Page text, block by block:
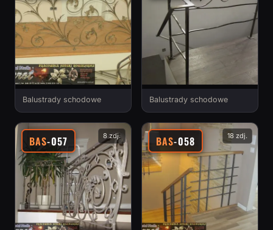
Balustrady schodowe Balustrady schodowe
BAS-057 8 zdj. BAS-058 18 zdj.